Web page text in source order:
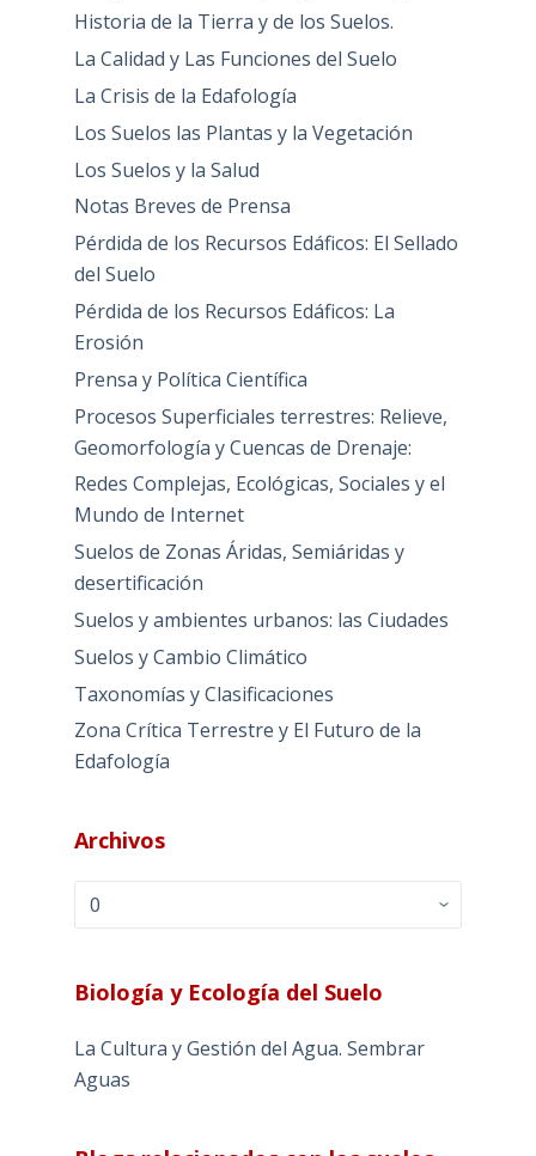
Historia de la Tierra y de los Suelos.
La Calidad y Las Funciones del Suelo
La Crisis de la Edafología
Los Suelos las Plantas y la Vegetación
Los Suelos y la Salud
Notas Breves de Prensa
Pérdida de los Recursos Edáficos: El Sellado
del Suelo
Pérdida de los Recursos Edáficos: La
Erosión
Prensa y Política Científica
Procesos Superficiales terrestres: Relieve,
Geomorfología y Cuencas de Drenaje:
Redes Complejas, Ecológicas, Sociales y el
Mundo de Internet
Suelos de Zonas Áridas, Semiáridas y
desertificación
Suelos y ambientes urbanos: las Ciudades
Suelos y Cambio Climático
Taxonomías y Clasificaciones
Zona Crítica Terrestre y El Futuro de la
Edafología
Archivos
Archivos
Biología y Ecología del Suelo
La Cultura y Gestión del Agua. Sembrar
Aguas